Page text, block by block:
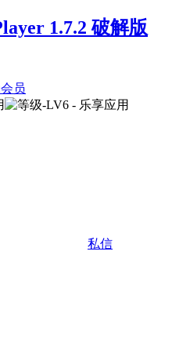
1.7.2 破解版
私信